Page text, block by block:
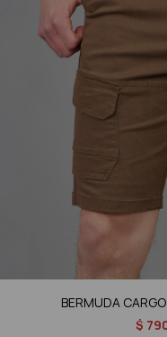
BERMUDA
$